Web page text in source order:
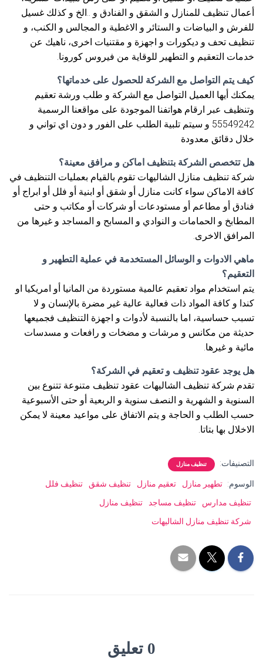
أعمال تنظيف للمنازل و الشقق و الفنادق و ..الخ و كذلك غسيل
للفرش و البياضات و الستائر و الاغطية و المجالس و الكنب، و
تنظيف تحف و ديكورات و اجهزة و مقتنيات اخرى، ناهيك عن
خدمات التعقيم و التطهير للوقاية من فيروس كورونا.
كيف يتم التواصل مع الشركة للحصول على خدماتها؟
يمكنك أيها العميل التواصل مع الشركة و طلب ورشة تعقيم
وتنظيف عبر ارقام هواتفنا الموجودة على مواقعنا الرسمية
55549242 و سيتم تلبية الطلب على الفور و دون اي تواني و
خلال دقائق معدودة
هل تتخصص الشركة بتنظيف اماكن و مرافق معينة؟
شركة تنظيف منازل الشاليهات تقوم بالقيام بعمليات التنظيف في
كافة الاماكن سواء كانت منازل أو شقق أو ابنية أو فلل أو ابراج أو
فنادق أو مطاعم أو مستودعات أو شركات أو مكاتب و حتى
المطابخ و الحمامات و النوادي و المسابح و المساجد و غيرها من
المرافق الاخرى.
ماهي الادوات و الوسائل المستخدمة في عملية التطهير و
التعقيم؟
يتم استخدام مواد تعقيم عالمية مستوردة من المانيا أو امريكيا او
كندا و كافة المواد ذات فعالية عالية غير مضرة بالإنسان و لا
تسبب حساسية، اما بالنسبة لأدوات و اجهزة التنظيف فجميعها
حديثة من مكانس و مرشات و مضخات و رافعات و مسدسات
مائية و غيرها.
هل يوجد عقود تنظيف و تعقيم في الشركة؟
تقدم شركة تنظيف الشاليهات عقود تنظيف متنوعة تتنوع بين
السنوية و الشهرية و النصف سنوية و الربعية أو حتى الأسبوعية
حسب الطلب و الحاجة و يتم الاتفاق على مواعيد معينة لا يمكن
الاخلال بها بتاتا.
التصنيفات: تنظيف منازل
الوسوم: تطهير منازل تعقيم منازل تنظيف شقق
تنظيف فلل
تنظيف مدارس
تنظيف مساجد
تنظيف منازل
شركة تنظيف منازل الشاليهات
0 تعليق